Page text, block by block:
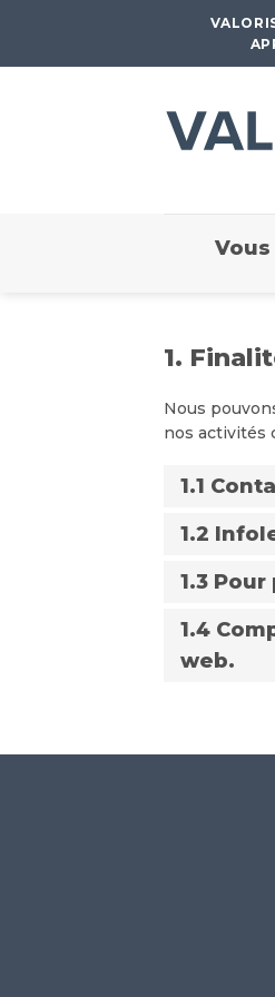
contenu
1.
Nous
nos activités
1.1
1.2
1.3
1.4
web.